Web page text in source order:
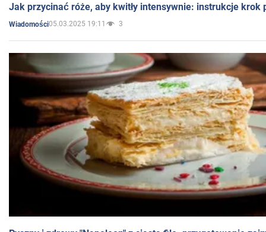
Jak przycinać róże, aby kwitły intensywnie: instrukcje krok
Wiadomości05.03.2025 19:11 3